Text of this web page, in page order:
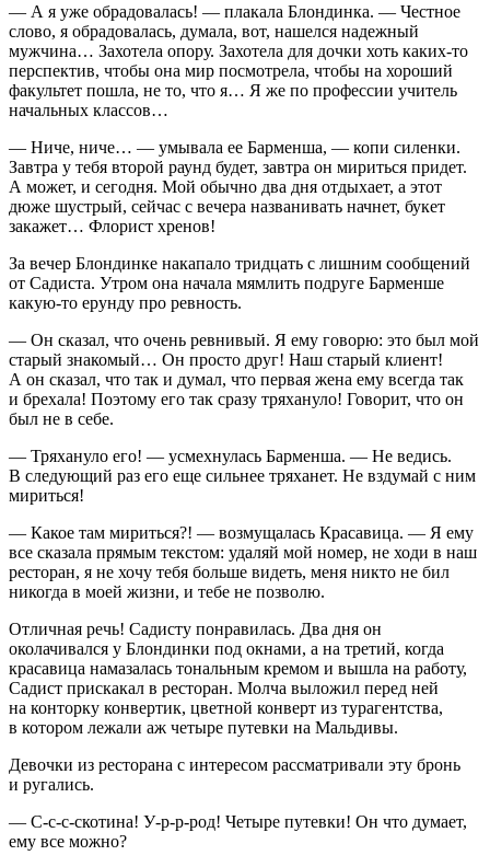
— А я уже обрадовалась! — плакала Блондинка. — Честное
слово, я обрадовалась, думала, вот, нашелся надежный
мужчина… Захотела опору. Захотела для дочки хоть каких-то
перспектив, чтобы она мир посмотрела, чтобы на хороший
факультет пошла, не то, что я… Я же по профессии учитель
начальных классов…
— Ниче, ниче… — умывала ее Барменша, — копи силенки.
Завтра у тебя второй раунд будет, завтра он мириться придет.
А может, и сегодня. Мой обычно два дня отдыхает, а этот
дюже шустрый, сейчас с вечера названивать начнет, букет
закажет… Флорист хренов!
За вечер Блондинке накапало тридцать с лишним сообщений
от Садиста. Утром она начала мямлить подруге Барменше
какую-то ерунду про ревность.
— Он сказал, что очень ревнивый. Я ему говорю: это был мой
старый знакомый… Он просто друг! Наш старый клиент!
А он сказал, что так и думал, что первая жена ему всегда так
и брехала! Поэтому его так сразу тряхануло! Говорит, что он
был не в себе.
— Тряхануло его! — усмехнулась Барменша. — Не ведись.
В следующий раз его еще сильнее тряханет. Не вздумай с ним
мириться!
— Какое там мириться?! — возмущалась Красавица. — Я ему
все сказала прямым текстом: удаляй мой номер, не ходи в наш
ресторан, я не хочу тебя больше видеть, меня никто не бил
никогда в моей жизни, и тебе не позволю.
Отличная речь! Садисту понравилась. Два дня он
околачивался у Блондинки под окнами, а на третий, когда
красавица намазалась тональным кремом и вышла на работу,
Садист прискакал в ресторан. Молча выложил перед ней
на конторку конвертик, цветной конверт из турагентства,
в котором лежали аж четыре путевки на Мальдивы.
Девочки из ресторана с интересом рассматривали эту бронь
и ругались.
— С-с-с-скотина! У-р-р-род! Четыре путевки! Он что думает,
ему все можно?